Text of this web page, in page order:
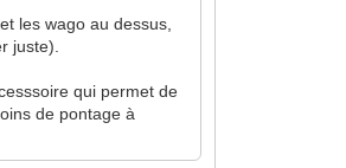
les wago au dessus,
juste).
qui permet de
de pontage à